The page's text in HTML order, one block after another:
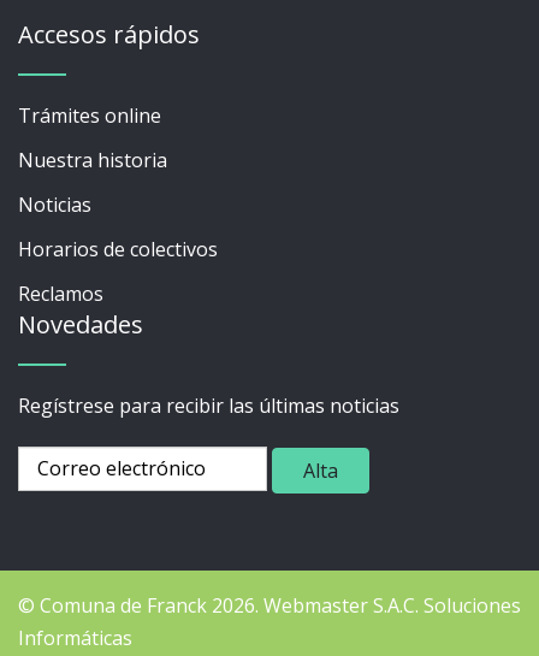
Accesos rápidos
Trámites online
Nuestra historia
Noticias
Horarios de colectivos
Reclamos
Novedades
Regístrese para recibir las últimas noticias
© Comuna de Franck 2026. WebmasterS.A.C. Soluciones
Informáticas